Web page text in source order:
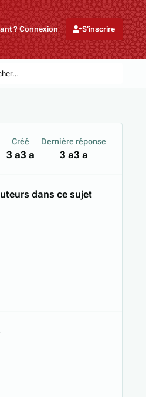
? Connexion S’inscrire
Créé
3 a3 a
Dernière réponse
3 a3 a
dans ce sujet